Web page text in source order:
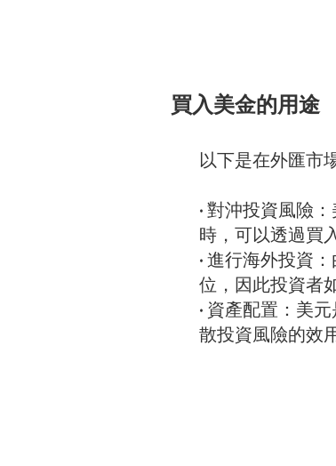
買入美金的用途
以下是在外匯市
• 對沖投資風險
時，可以透過買
• 進行海外投資
位，因此投資者
• 資產配置：美
散投資風險的效用